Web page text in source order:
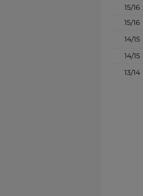
15/16
15/16
14/15
14/15
13/14